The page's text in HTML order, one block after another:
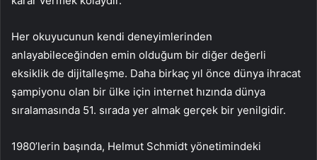
Her okuyucunun kendi deneyimlerinden
anlayabileceğinden emin olduğum bir diğer değerli
eksiklik de dijitalleşme. Daha birkaç yıl önce dünya ihracat
şampiyonu olan bir ülke için internet hızında dünya
sıralamasında 51. sırada yer almak gerçek bir yenilgidir.
1980’lerin başında, Helmut Schmidt yönetimindeki